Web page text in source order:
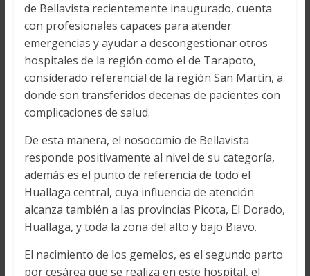
de Bellavista recientemente inaugurado, cuenta
con profesionales capaces para atender
emergencias y ayudar a descongestionar otros
hospitales de la región como el de Tarapoto,
considerado referencial de la región San Martín, a
donde son transferidos decenas de pacientes con
complicaciones de salud.
De esta manera, el nosocomio de Bellavista
responde positivamente al nivel de su categoría,
además es el punto de referencia de todo el
Huallaga central, cuya influencia de atención
alcanza también a las provincias Picota, El Dorado,
Huallaga, y toda la zona del alto y bajo Biavo.
El nacimiento de los gemelos, es el segundo parto
por cesárea que se realiza en este hospital, el